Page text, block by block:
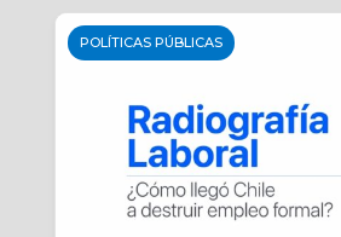
POLÍTICAS PÚBLICAS